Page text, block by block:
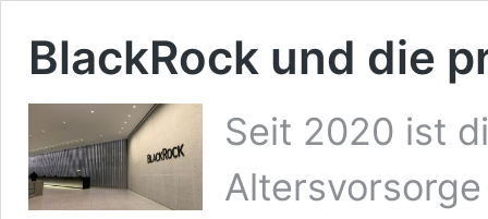
BlackRock und die
Seit 2020 ist